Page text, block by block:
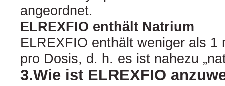
angeordnet.
ELREXFIO enthält Natrium
ELREXFIO enthält weniger als 1
pro Dosis, d. h. es ist nahezu
3.Wie ist ELREXFIO